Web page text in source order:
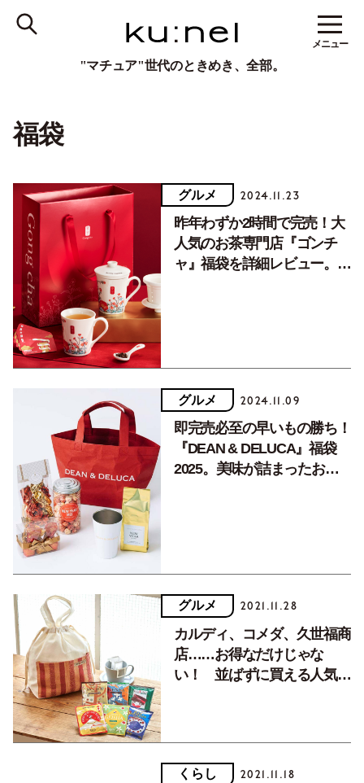
"マチュア"世代のときめき、全部。
メニュー
福袋
グルメ 2024.11.23
昨年わずか2時間で完売！大
人気のお茶専門店『ゴンチ
ャ』福袋を詳細レビュー。店
グルメ 2024.11.09
即完売必至の早いもの勝ち！
『DEAN & DELUCA』福袋
2025。美味が詰まったおせ
グルメ 2021.11.28
カルディ、コメダ、久世福商
店……お得なだけじゃな
い！ 並ばずに買える人気フ
くらし 2021.11.18